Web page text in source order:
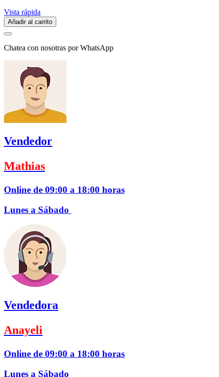
Vista rápida
Añadir al carrito
Chatea con nosotras por WhatsApp
Vendedor
Mathias
Online de 09:00 a 18:00 horas
Lunes a Sábado
Vendedora
Anayeli
Online de 09:00 a 18:00 horas
Lunes a Sábado